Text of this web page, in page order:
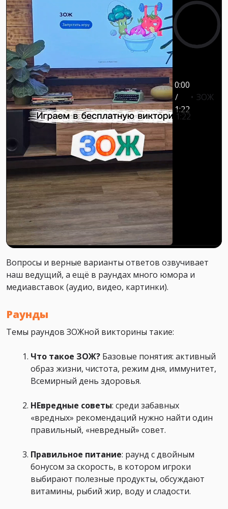
0:00
/
1:22
ЗОЖ
1:22
Вопросы и верные варианты ответов озвучивает
наш ведущий, а ещё в раундах много юмора и
медиавставок (аудио, видео, картинки).
Раунды
Темы раундов ЗОЖной викторины такие:
Что такое ЗОЖ? Базовые понятия: активный
образ жизни, чистота, режим дня, иммунитет,
Всемирный день здоровья.
НЕвредные советы: среди забавных
«вредных» рекомендаций нужно найти один
правильный, «невредный» совет.
Правильное питание: раунд с двойным
бонусом за скорость, в котором игроки
выбирают полезные продукты, обсуждают
витамины, рыбий жир, воду и сладости.